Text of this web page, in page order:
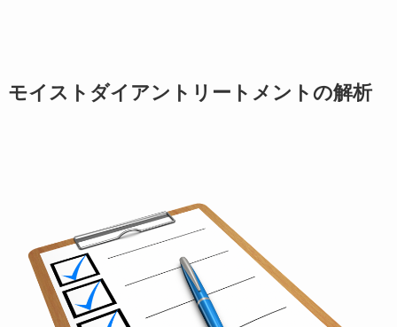
モイストダイアントリートメントの解析